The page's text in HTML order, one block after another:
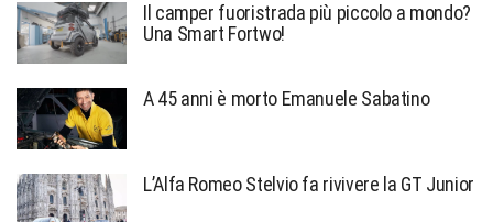
Il camper fuoristrada più piccolo a mondo?
Una Smart Fortwo!
A 45 anni è morto Emanuele Sabatino
L’Alfa Romeo Stelvio fa rivivere la GT Junior